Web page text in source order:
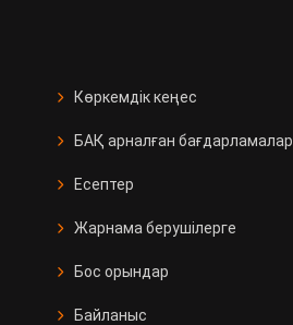
Көркемдік кеңес
БАҚ арналған бағдарламалар
Есептер
Жарнама берушілерге
Бос орындар
Байланыс